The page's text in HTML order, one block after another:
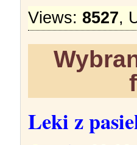
Views:8527,
Leki z